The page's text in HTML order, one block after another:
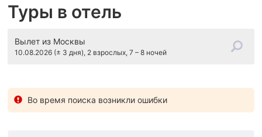
Туры в отель
Вылет из Москвы
10.08.2026 (± 3 дня), 2 взрослых, 7 – 8 ночей
Во время поиска возникли ошибки